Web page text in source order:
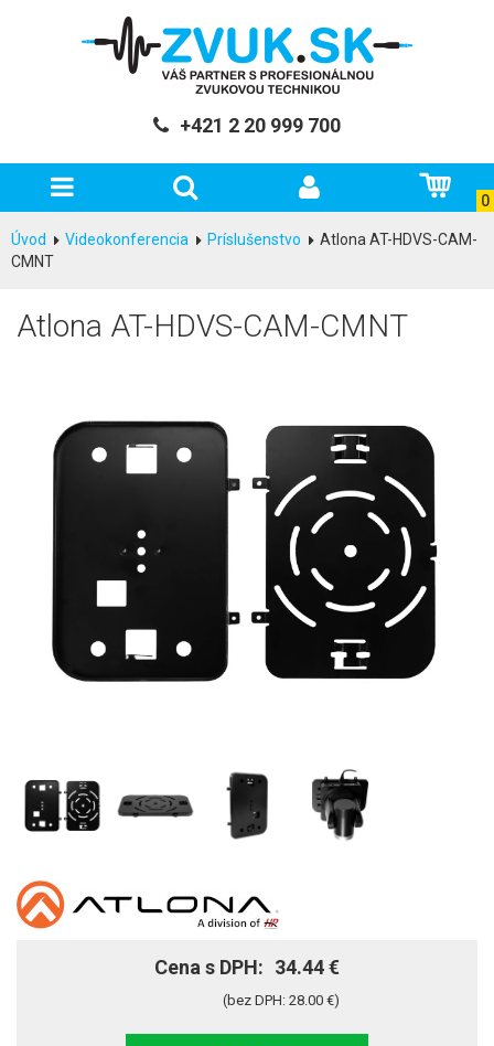
+421 2 20 999 700
0
Úvod Videokonferencia Príslušenstvo
Atlona AT-HDVS-CAM-
CMNT
Atlona AT-HDVS-CAM-CMNT
Cena s DPH: 34.44 €
(bez DPH: 28.00 €)